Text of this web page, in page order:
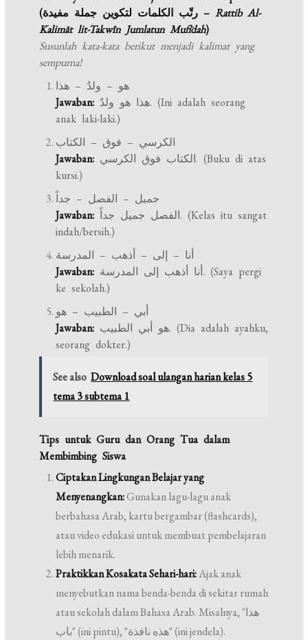
(رتّب الكلمات لتكوين جملة مفيدة –Rattib Al-
Kalimāt lit-Takwīn Jumlatun Mufīdah)
Susunlah kata-kata berikut menjadi kalimat yang
sempurna!
هو – ولدٌ – هذا
Jawaban: هذا هو ولدٌ. (Ini adalah seorang
anak laki-laki.)
الكرسي – فوق – الكتاب
Jawaban:
kursi.)
جميل – الفصل – جداً
Jawaban:
indah/bersih.)
أنا – إلى – أذهب – المدرسة
Jawaban:
ke sekolah.)
أبي – الطبيب – هو
Jawaban:
seorang dokter.)
See also Download soal ulangan harian kelas 5
tema 3 subtema 1
Tips untuk Guru dan Orang Tua dalam
Membimbing Siswa
Ciptakan Lingkungan Belajar yang
Menyenangkan:Gunakan lagu-lagu anak
berbahasa Arab, kartu bergambar (flashcards),
atau video edukasi untuk membuat pembelajaran
lebih menarik.
Praktikkan Kosakata Sehari-hari:Ajak anak
menyebutkan nama benda-benda di sekitar rumah
atau sekolah dalam Bahasa Arab. Misalnya, "هذا
باب" (ini pintu), "هذه نافذة" (ini jendela).